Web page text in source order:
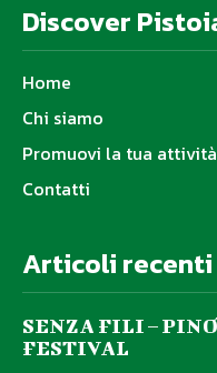
Discover
Home
Chi siamo
Promuovi la tua attività
Contatti
Articoli recenti
SENZA FILI –
FESTIVAL